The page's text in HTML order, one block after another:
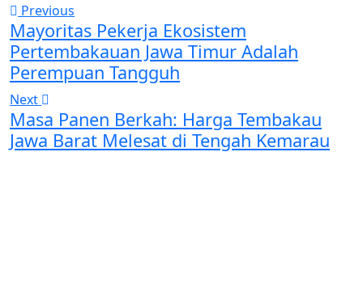
Previous
Mayoritas Pekerja Ekosistem
Pertembakauan Jawa Timur Adalah
Perempuan Tangguh
Next
Masa Panen Berkah: Harga Tembakau
Jawa Barat Melesat di Tengah Kemarau